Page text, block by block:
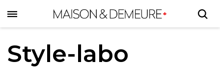
to
main
content
Style-labo